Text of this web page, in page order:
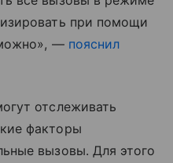
при помощи
— пояснил
отслеживать
факторы
вызовы. Для этого